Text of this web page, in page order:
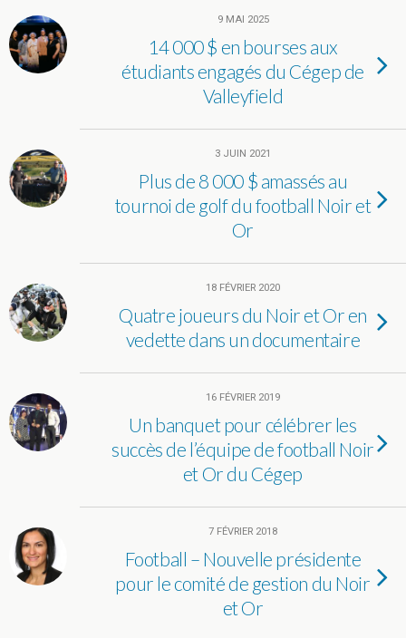
9 MAI 2025
14 000 $ en bourses aux
étudiants engagés du Cégep de
Valleyfield
3 JUIN 2021
Plus de 8 000 $ amassés au
tournoi de golf du football Noir et
Or
18 FÉVRIER 2020
Quatre joueurs du Noir et Or en
vedette dans un documentaire
16 FÉVRIER 2019
Un banquet pour célébrer les
succès de l’équipe de football Noir
et Or du Cégep
7 FÉVRIER 2018
Football – Nouvelle présidente
pour le comité de gestion du Noir
et Or